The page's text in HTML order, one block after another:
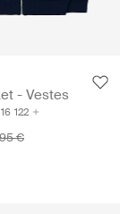
- Vestes
122
€